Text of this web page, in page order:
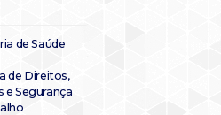
de Saúde
de Direitos,
e Segurança